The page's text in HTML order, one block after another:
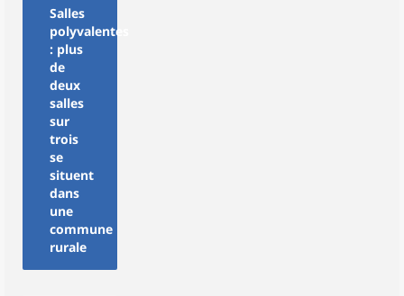
Salles
polyvalentes
: plus
de
deux
salles
sur
trois
se
situent
dans
une
commune
rurale